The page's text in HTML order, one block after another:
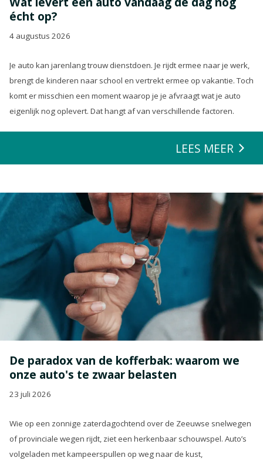
écht op?
4 augustus 2026
Je auto kan jarenlang trouw dienstdoen. Je rijdt ermee naar je werk,
brengt de kinderen naar school en vertrekt ermee op vakantie. Toch
komt er misschien een moment waarop je je afvraagt wat je auto
eigenlijk nog oplevert. Dat hangt af van verschillende factoren.
LEES MEER
De paradox van de kofferbak: waarom we
onze auto's te zwaar belasten
23 juli 2026
Wie op een zonnige zaterdagochtend over de Zeeuwse snelwegen
of provinciale wegen rijdt, ziet een herkenbaar schouwspel. Auto’s
volgeladen met kampeerspullen op weg naar de kust,